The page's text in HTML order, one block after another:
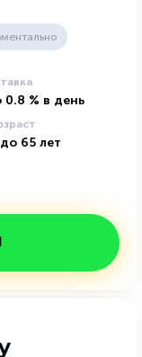
0.8 % в день
до 65 лет